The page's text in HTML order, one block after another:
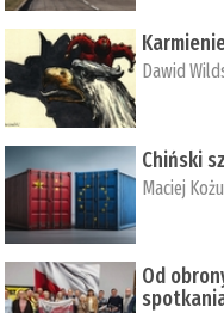
Dawid
Chiński
Maciej
Od